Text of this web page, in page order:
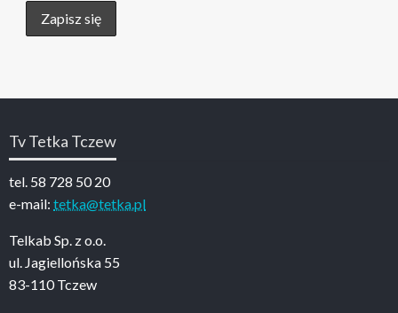
Tv Tetka Tczew
tel. 58 728 50 20
e-mail: tetka@tetka.pl
Telkab Sp. z o.o.
ul. Jagiellońska 55
83-110 Tczew